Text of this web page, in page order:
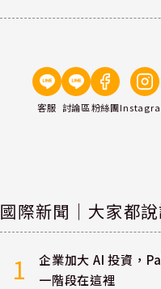
客服 討論區粉絲團
國際新聞｜大家都
1
企業加大 AI 投資，
一階段在這裡